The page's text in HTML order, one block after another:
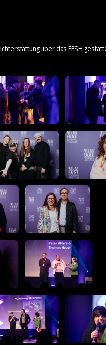
über das FFSH